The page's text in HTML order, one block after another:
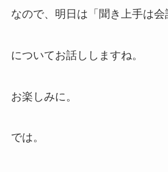
なので、明日は「聞き上手は
についてお話ししますね。
お楽しみに。
では。